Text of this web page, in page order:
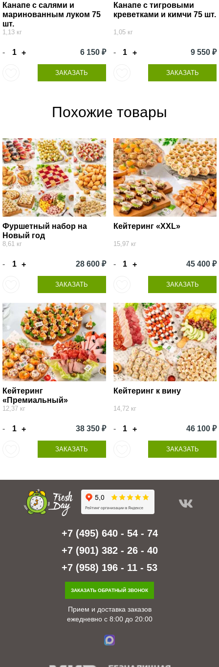
Канапе с салями и
маринованным луком 75
шт.
1,13 кг
- + 6 150 ₽
ЗАКАЗАТЬ
Канапе с тигровыми
креветками и кимчи 75 шт.
1,05 кг
- + 9 550 ₽
ЗАКАЗАТЬ
Похожие товары
Фуршетный набор на
Новый год
8,61 кг
- + 28 600 ₽
ЗАКАЗАТЬ
Кейтеринг «XXL»
15,97 кг
- + 45 400 ₽
ЗАКАЗАТЬ
Кейтеринг
«Премиальный»
12,37 кг
- + 38 350 ₽
ЗАКАЗАТЬ
Кейтеринг к вину
14,72 кг
- + 46 100 ₽
ЗАКАЗАТЬ
+7 (495) 640 - 54 - 74
+7 (901) 382 - 26 - 40
+7 (958) 196 - 11 - 53
ЗАКАЗАТЬ ОБРАТНЫЙ ЗВОНОК
Прием и доставка заказов
ежедневно с 8:00 до 20:00